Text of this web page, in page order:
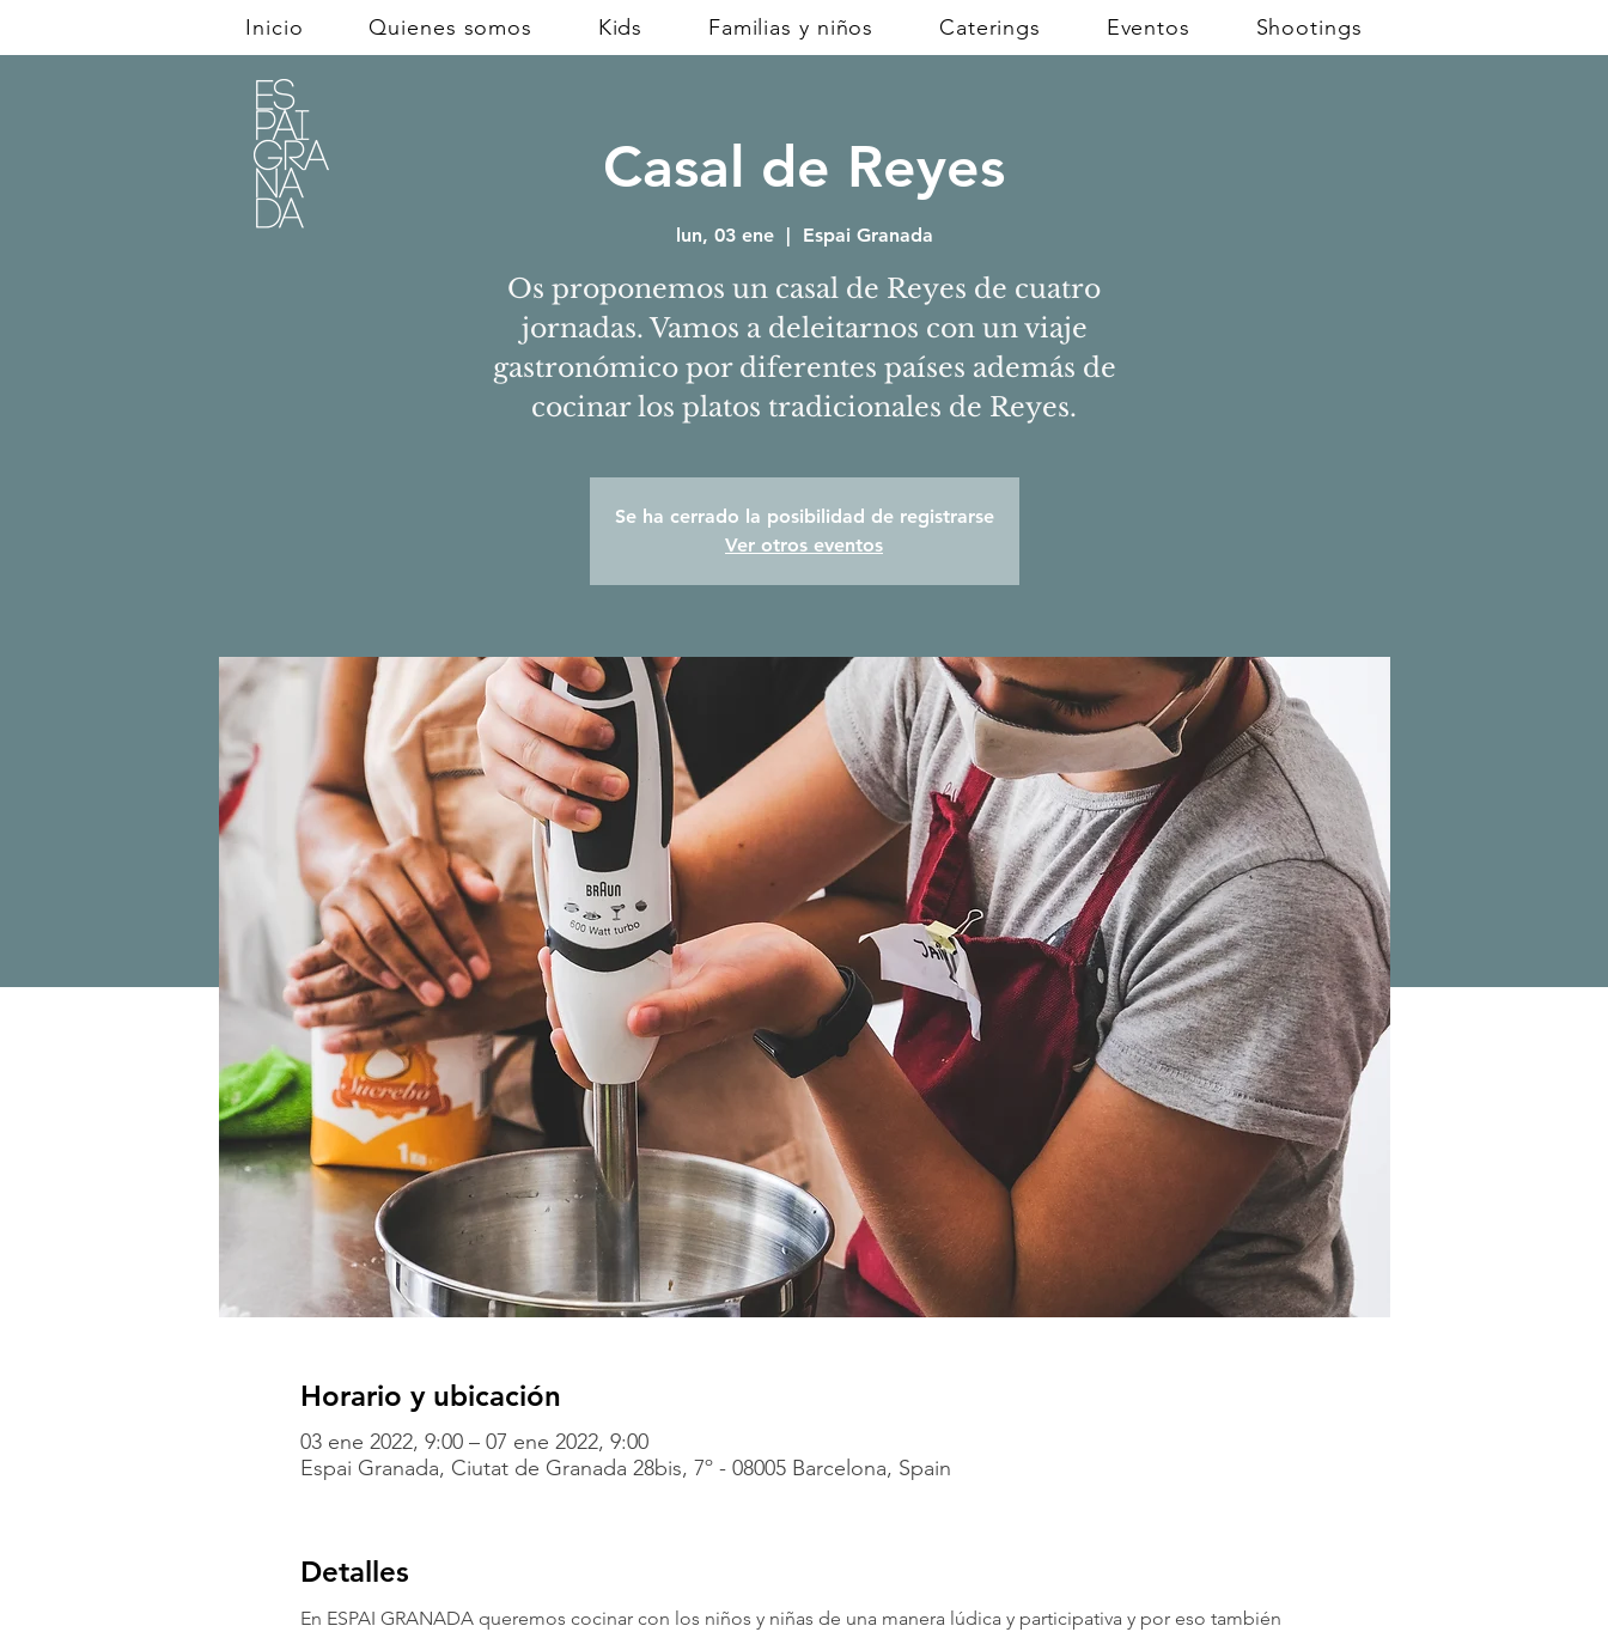
Inicio Quienes somos Kids Familias y niños Caterings Eventos Shootings
Casal de Reyes
lun, 03 ene
  |
Espai Granada
Os proponemos un casal de Reyes de cuatro
jornadas. Vamos a deleitarnos con un viaje
gastronómico por diferentes países además de
cocinar los platos tradicionales de Reyes.
Se ha cerrado la posibilidad de registrarse
Ver otros eventos
Horario y ubicación
03 ene 2022, 9:00 – 07 ene 2022, 9:00
Espai Granada, Ciutat de Granada 28bis, 7º - 08005 Barcelona, Spain
Detalles
En ESPAI GRANADA queremos cocinar con los niños y niñas de una manera lúdica y participativa y por eso también